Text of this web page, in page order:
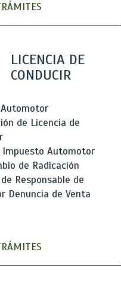
LICENCIA DE
CONDUCIR
de Licencia de
Impuesto Automotor
de Radicación
Responsable de
Denuncia de Venta